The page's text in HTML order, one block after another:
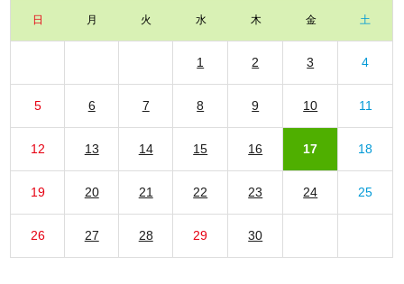
日 月 火 水 木 金 土
1 2 3 4
5 6 7 8 9 10 11
12 13 14 15 16 17 18
19 20 21 22 23 24 25
26 27 28 29 30